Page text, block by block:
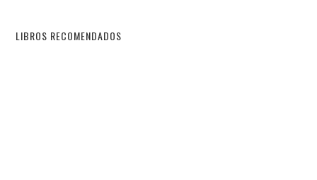
LIBROS RECOMENDADOS